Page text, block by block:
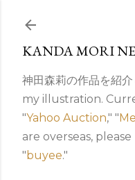
スキップして
KANDA MORI
神田森莉の作品を紹
my illustration.
"Yahoo Auction," "
are overseas,
"buyee."